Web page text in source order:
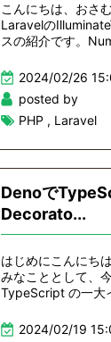
こんにちは、おさ
Laravelの
スの紹介です。
2024/02/26
posted by
PHP , Laravel
Denoで
Decorato...
はじめにこんにち
みなこととして、
TypeScript の一大
2024/02/19